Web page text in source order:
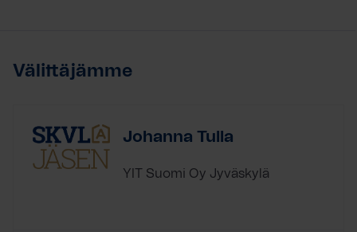
Välittäjämme
Johanna Tulla
YIT Suomi Oy Jyväskylä